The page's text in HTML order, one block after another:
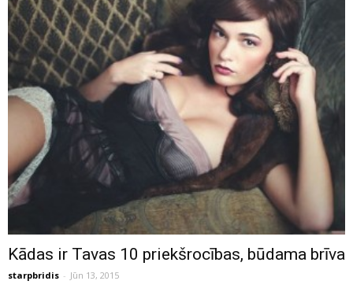
Kādas ir Tavas 10 priekšrocības, būdama brīva
starpbridis - Jūn 13, 2015